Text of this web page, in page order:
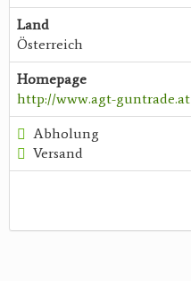
Land
Österreich
Homepage
http://www.agt-guntrade.at
Abholung
Versand